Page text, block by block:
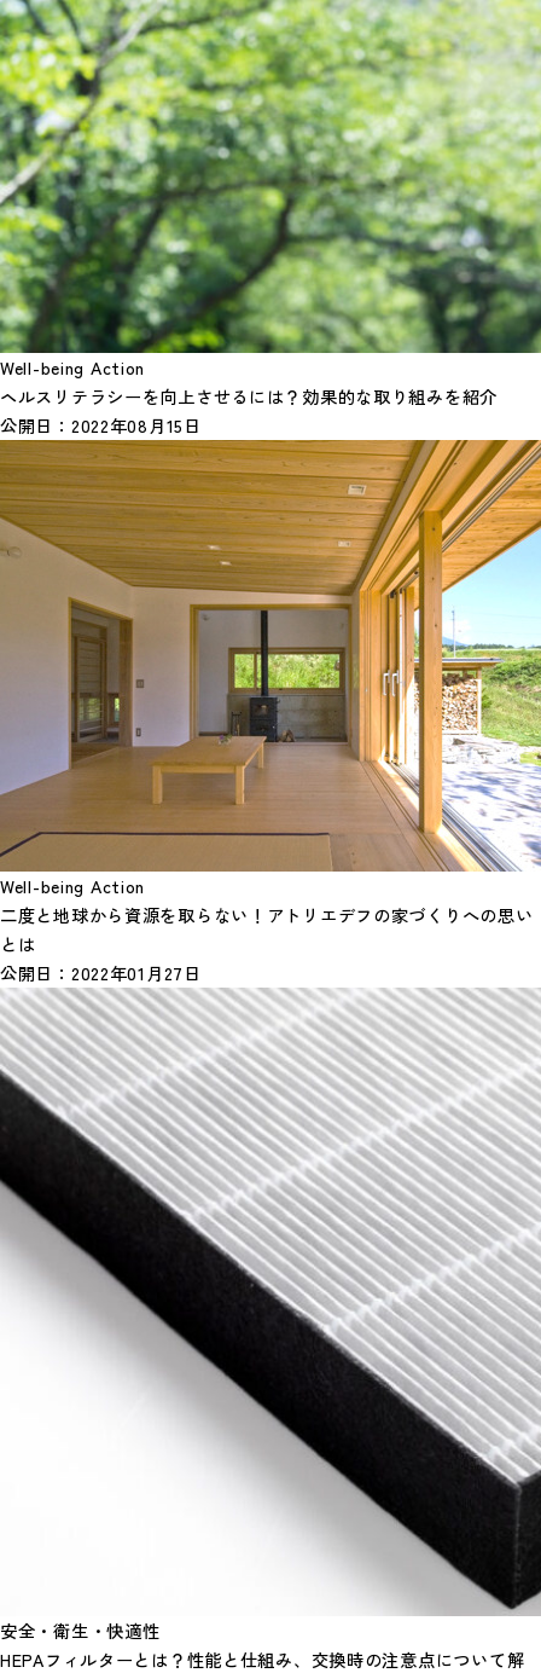
Well-being Action
ヘルスリテラシーを向上させるには？効果的な取り組みを紹介
公開日： 2022年08月15日
Well-being Action
二度と地球から資源を取らない！アトリエデフの家づくりへの思い
とは
公開日： 2022年01月27日
安全・衛生・快適性
HEPAフィルターとは？性能と仕組み、交換時の注意点について解